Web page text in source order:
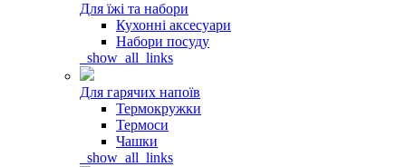
Для їжі та набори
Кухонні аксесуари
Набори посуду
_show_all_links
Для гарячих напоїв
Термокружки
Термоси
Чашки
_show_all_links